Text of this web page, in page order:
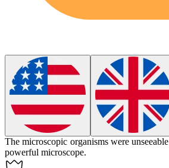
The microscopic organisms wereunseeable
powerful microscope.